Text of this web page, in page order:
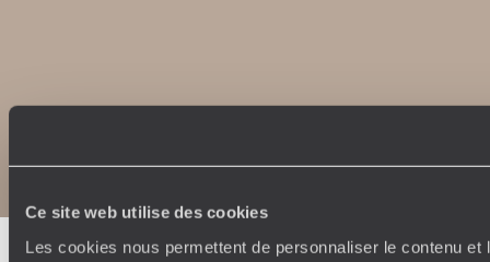
Ce site web utilise des cookies
Les cookies nous permettent de personnaliser le contenu
Notice légale et CGU